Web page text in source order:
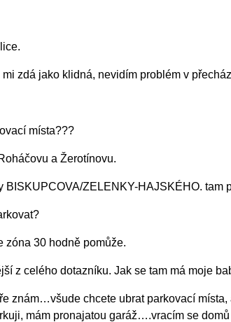
zdá jako klidná, nevidím problém v
místa???
a Žerotínovu.
ZELENKY-HAJSKÉHO. tam
30 hodně pomůže.
celého dotazníku. Jak se tam má moje
chcete ubrat parkovací místa,
mám pronajatou garáž….vracím se